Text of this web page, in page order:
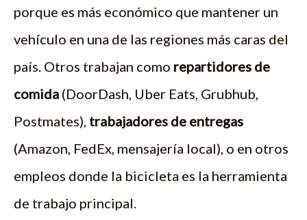
porque es más económico que mantener un
vehículo en una de las regiones más caras del
país. Otros trabajan como repartidores de
comida (DoorDash, Uber Eats, Grubhub,
Postmates), trabajadores de entregas
(Amazon, FedEx, mensajería local), o en otros
empleos donde la bicicleta es la herramienta
de trabajo principal.